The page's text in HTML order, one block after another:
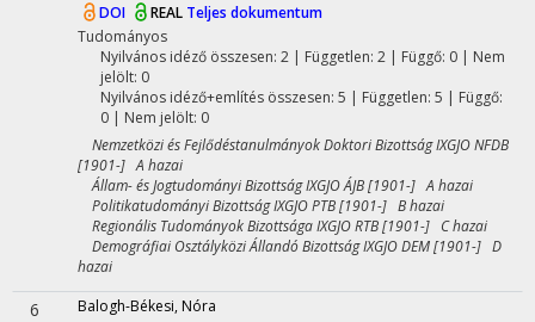
DOI
REAL Teljes dokumentum
Tudományos
Nyilvános idéző összesen: 2| Független: 2 | Függő: 0 | Nem
jelölt: 0
Nyilvános idéző+említés összesen: 5 | Független: 5 | Függő:
0 | Nem jelölt: 0
Nemzetközi és Fejlődéstanulmányok Doktori Bizottság IXGJO NFDB
[1901-] A hazai
Állam- és Jogtudományi Bizottság IXGJO ÁJB [1901-] A hazai
Politikatudományi Bizottság IXGJO PTB [1901-] B hazai
Regionális Tudományok Bizottsága IXGJO RTB [1901-] C hazai
Demográfiai Osztályközi Állandó Bizottság IXGJO DEM [1901-] D
hazai
6 Balogh-Békesi, Nóra